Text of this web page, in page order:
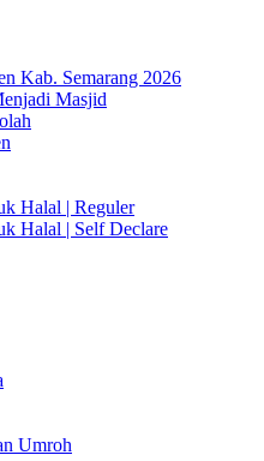
Kab. Semarang 2026
Masjid
Halal | Reguler
Halal | Self Declare
Umroh